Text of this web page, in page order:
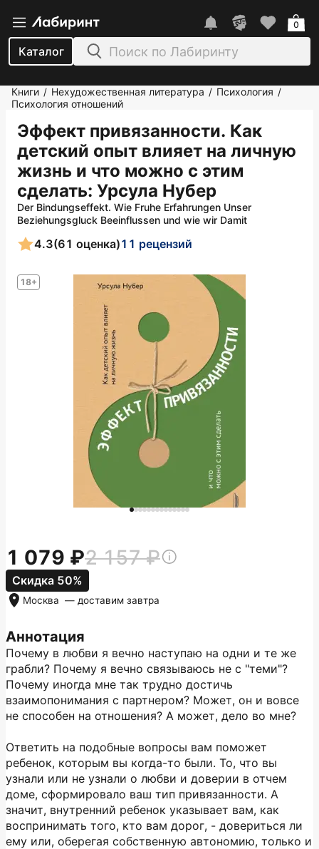
Каталог
0
Книги / Нехудожественная литература / Психология /
Психология отношений
Эффект привязанности. Как
детский опыт влияет на личную
жизнь и что можно с этим
сделать: Урсула Нубер
Der Bindungseffekt. Wie Fruhe Erfahrungen Unser
Beziehungsgluck Beeinflussen und wie wir Damit
18+
4.3(61 оценка)11 рецензий
Аннотация
Почему в любви я вечно наступаю на одни и те же
грабли? Почему я вечно связываюсь не с "теми"?
Почему иногда мне так трудно достичь
взаимопонимания с партнером? Может, он и вовсе
не способен на отношения? А может, дело во мне?
Ответить на подобные вопросы вам поможет
ребенок, которым вы когда-то были. То, что вы
узнали или не узнали о любви и доверии в отчем
доме, сформировало ваш тип привязанности. А
значит, внутренний ребенок указывает вам, как
воспринимать того, кто вам дорог, - довериться ли
ему или, оберегая собственную автономию, только и
1 079 2 157
Скидка 50%
Москва — доставим завтра